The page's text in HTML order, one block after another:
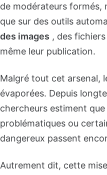
de modérateurs formés,
que sur des outils
des images , des
même leur publication.
Malgré tout cet arsenal,
évaporées. Depuis
chercheurs estiment
problématiques ou
dangereux passent
Autrement dit, cette